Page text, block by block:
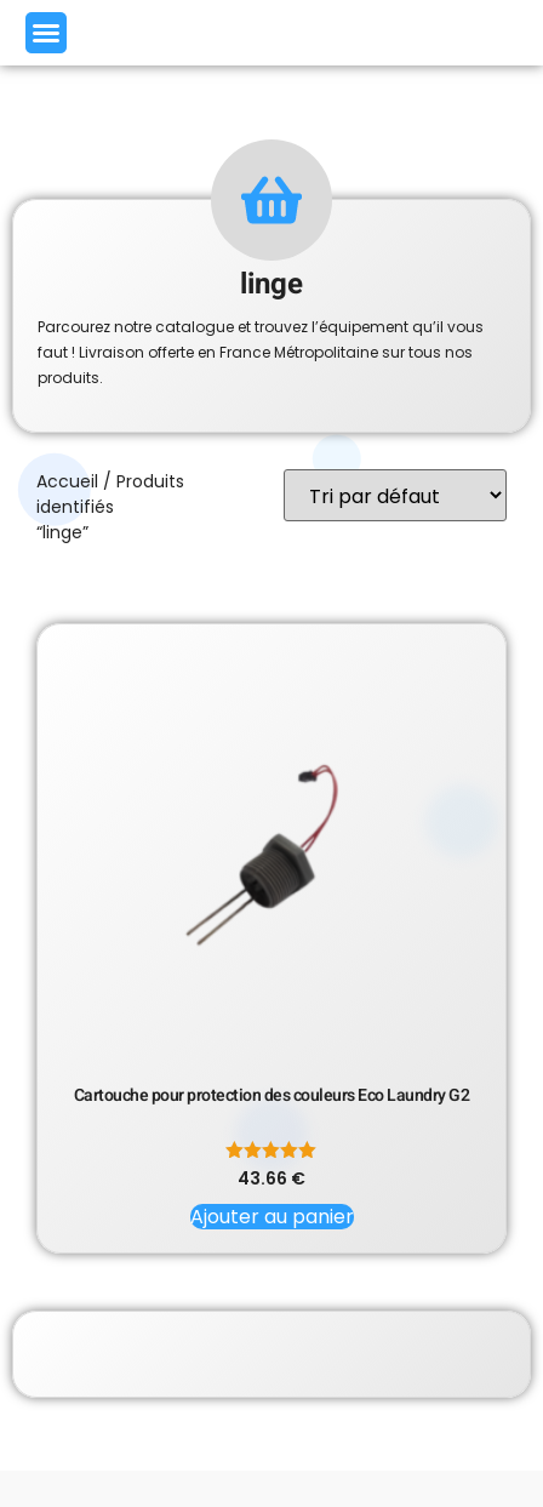
linge
Parcourez notre catalogue et trouvez l’équipement qu’il vous
faut ! Livraison offerte en France Métropolitaine sur tous nos
produits.
Accueil / Produits
identifiés
“linge”
Cartouche pour protection des couleurs Eco Laundry G2
Note
sur 5
43.66 €
Ajouter au panier